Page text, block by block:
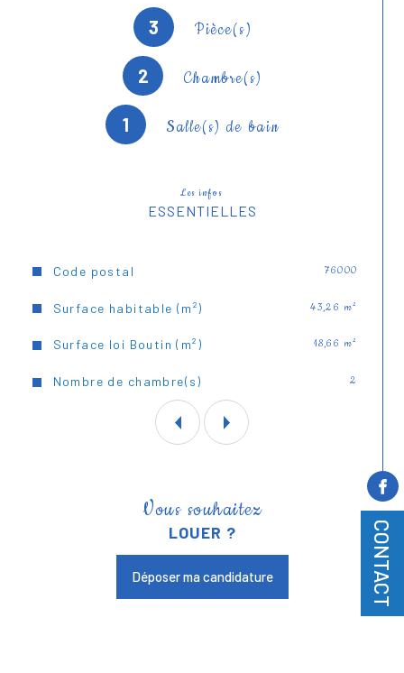
CONTACT
3 Pièce(s)
2 Chambre(s)
1 Salle(s) de bain
Les infos
ESSENTIELLES
Caractéristiques Valeurs
Code postal 76000
Surface habitable (m²) 43,26 m²
Surface loi Boutin (m²) 18,66 m²
Nombre de chambre(s) 2
Disponible de suite
Vous souhaitez
LOUER ?
Déposer ma candidature